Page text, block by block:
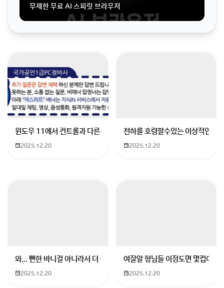
무제한 무료 AI 스피릿 브라우저
윈도우 11에서 컨트롤과 다른 키가 같이 안눌림 게임을 하는 중에 컨트
2025.12.20
천하를 호령할수있는 이상적인 몸
2025.12.20
와... 뻔한 바니걸 아니라서 더 좋음
2025.12.20
여잘알 형님들 이정도면 몇컵이에
2025.12.20